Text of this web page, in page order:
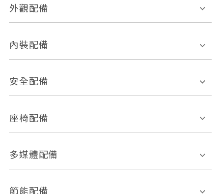
外觀配備
電動天窗
後視鏡方向指示燈
內裝配備
多功能方向盤
恆溫空調
安全配備
前座正面氣囊
ABS防鎖死
車道偏離警示
座椅配備
皮椅
多媒體配備
外部音源接入
節能配備